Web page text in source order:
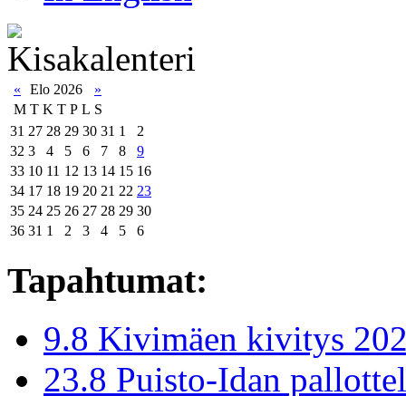
« Elo 2026
»
M T K T P L S
31 27 28 29 30 31 1
2
32 3 4 5 6 7 8
9
33 10 11 12 13 14 15 16
34 17 18 19 20 21 22 23
35 24 25 26 27 28 29 30
36 31 1 2 3 4 5 6
Tapahtumat:
9.8 Kivimäen kivitys
23.8 Puisto-Idan